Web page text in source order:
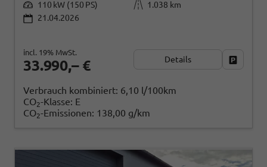
110 kW (150 PS)
1.038 km
21.04.2026
33.990,– €
incl. 19% MwSt.
Details
Verbrauch kombiniert: 6,10 l/100km
CO2-Klasse: E
CO2-Emissionen: 138,00 g/km